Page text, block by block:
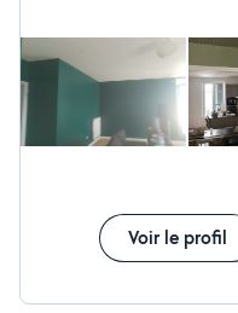
Voir le profil